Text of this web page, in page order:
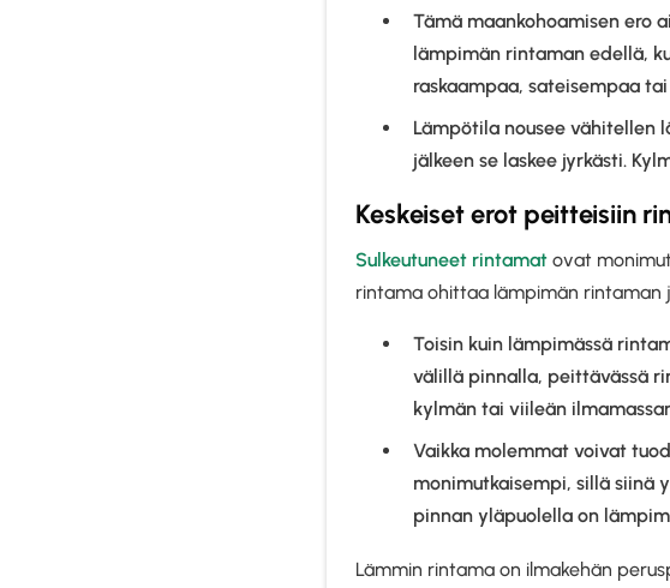
Tämä maankohoamisen ero
lämpimän rintaman edellä,
raskaampaa, sateisempaa
Lämpötila nousee vähitellen
jälkeen se laskee jyrkästi.
Keskeiset erot peitteisiin
Sulkeutuneet rintamat ovat
rintama ohittaa lämpimän rintaman
Toisin kuin lämpimässä
välillä pinnalla, peittävässä
kylmän tai viileän
Vaikka molemmat voivat
monimutkaisempi, sillä
pinnan yläpuolella on
Lämmin rintama on ilmakehän